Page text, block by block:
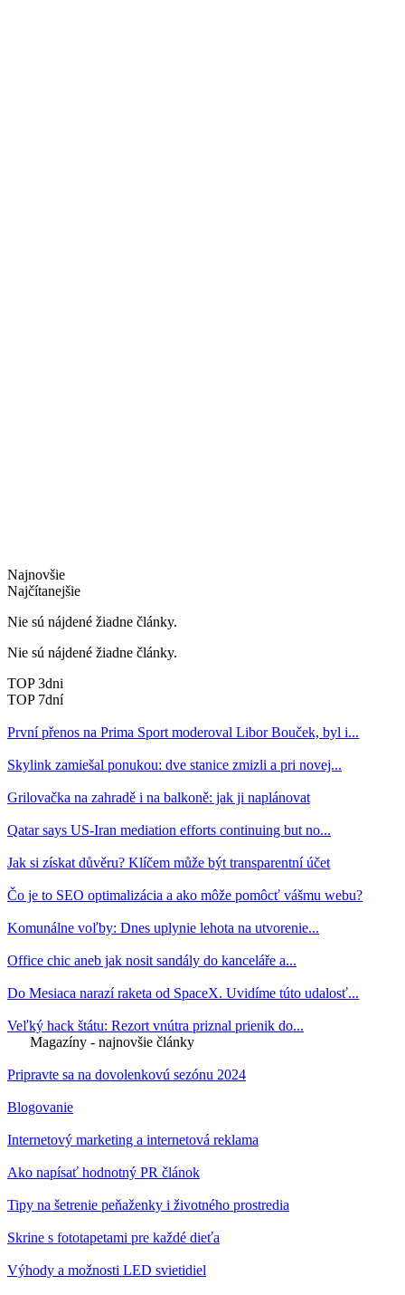
Najnovšie
Najčítanejšie
Nie sú nájdené žiadne články.
Nie sú nájdené žiadne články.
TOP 3dni
TOP 7dní
První přenos na Prima Sport moderoval Libor Bouček, byl i...
Skylink zamiešal ponukou: dve stanice zmizli a pri novej...
Grilovačka na zahradě i na balkoně: jak ji naplánovat
Qatar says US-Iran mediation efforts continuing but no...
Jak si získat důvěru? Klíčem může být transparentní účet
Čo je to SEO optimalizácia a ako môže pomôcť vášmu webu?
Komunálne voľby: Dnes uplynie lehota na utvorenie...
Office chic aneb jak nosit sandály do kanceláře a...
Do Mesiaca narazí raketa od SpaceX. Uvidíme túto udalosť...
Veľký hack štátu: Rezort vnútra priznal prienik do...
Magazíny - najnovšie články
Pripravte sa na dovolenkovú sezónu 2024
Blogovanie
Internetový marketing a internetová reklama
Ako napísať hodnotný PR článok
Tipy na šetrenie peňaženky i životného prostredia
Skrine s fototapetami pre každé dieťa
Výhody a možnosti LED svietidiel